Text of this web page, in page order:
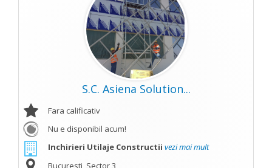
S.C. Asiena Solution...
Fara calificativ
Nu e disponibil acum!
Inchirieri Utilaje Constructii vezi mai mult
Bucuresti, Sector 3